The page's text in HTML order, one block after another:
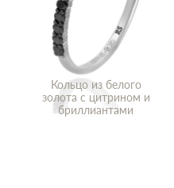
Кольцо из белого
золота с цитрином и
бриллиантами